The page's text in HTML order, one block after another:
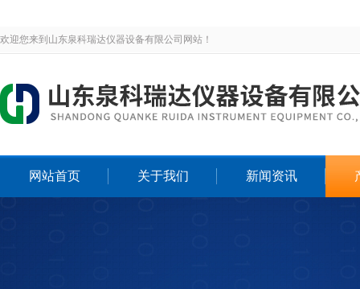
欢迎您来到山东泉科瑞达仪器设备有限公司网站！
网站首页 关于我们 新闻资讯